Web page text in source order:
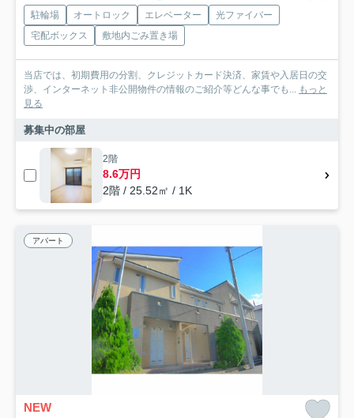
駐輪場 オートロック エレベーター
光ファイバー
宅配ボックス
敷地内ごみ置き場
当店では、初期費用の分割、クレジットカード決済、家賃や入居日の交
渉、インターネット非公開物件の情報のご紹介等どんな事でも... もっと
見る
募集中の部屋
2階
8.6万円
2階 / 25.52㎡ / 1K
アパート
NEW